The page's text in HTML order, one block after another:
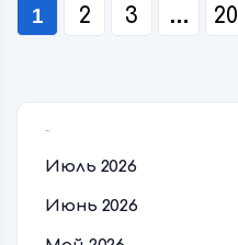
1 2 3 … 20
Июль 2026
Июнь 2026